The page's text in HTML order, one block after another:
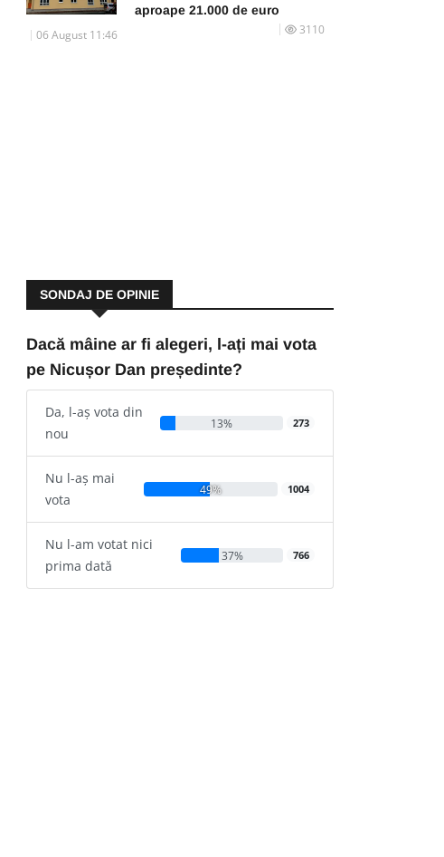
aproape 21.000 de euro
06 August 11:46 3110
SONDAJ DE OPINIE
Dacă mâine ar fi alegeri, l-ați mai vota
pe Nicușor Dan președinte?
Da, l-aș vota din
nou
13% 273
Nu l-aș mai
vota
49% 1004
Nu l-am votat nici
prima dată
37% 766